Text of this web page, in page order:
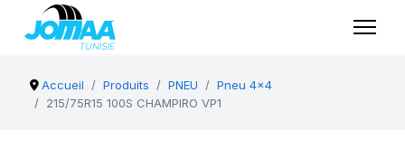
Accueil Produits PNEU
Pneu 4x4
215/75R15 100S CHAMPIRO VP1